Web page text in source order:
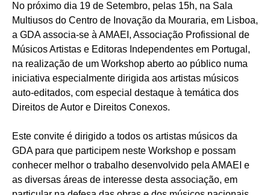
No próximo dia 19 de Setembro, pelas 15h, na Sala
Multiusos do Centro de Inovação da Mouraria, em Lisboa,
a GDA associa-se à AMAEI, Associação Profissional de
Músicos Artistas e Editoras Independentes em Portugal,
na realização de um Workshop aberto ao público numa
iniciativa especialmente dirigida aos artistas músicos
auto-editados, com especial destaque à temática dos
Direitos de Autor e Direitos Conexos.
Este convite é dirigido a todos os artistas músicos da
GDA para que participem neste Workshop e possam
conhecer melhor o trabalho desenvolvido pela AMAEI e
as diversas áreas de interesse desta associação, em